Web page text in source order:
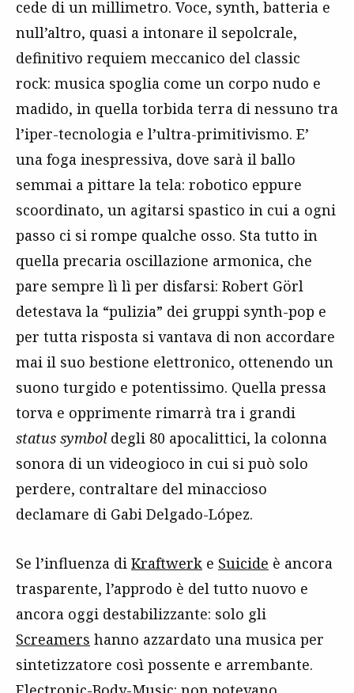
cede di un millimetro. Voce, synth, batteria e
null’altro, quasi a intonare il sepolcrale,
definitivo requiem meccanico del classic
rock: musica spoglia come un corpo nudo e
madido, in quella torbida terra di nessuno tra
l’iper-tecnologia e l’ultra-primitivismo. E’
una foga inespressiva, dove sarà il ballo
semmai a pittare la tela: robotico eppure
scoordinato, un agitarsi spastico in cui a ogni
passo ci si rompe qualche osso. Sta tutto in
quella precaria oscillazione armonica, che
pare sempre lì lì per disfarsi: Robert Görl
detestava la “pulizia” dei gruppi synth-pop e
per tutta risposta si vantava di non accordare
mai il suo bestione elettronico, ottenendo un
suono turgido e potentissimo. Quella pressa
torva e opprimente rimarrà tra i grandi
status symboldegli 80 apocalittici, la colonna
sonora di un videogioco in cui si può solo
perdere, contraltare del minaccioso
declamare di Gabi Delgado-López.
Se l’influenza di Kraftwerk e Suicide è ancora
trasparente, l’approdo è del tutto nuovo e
ancora oggi destabilizzante: solo gli
Screamers hanno azzardato una musica per
sintetizzatore così possente e arrembante.